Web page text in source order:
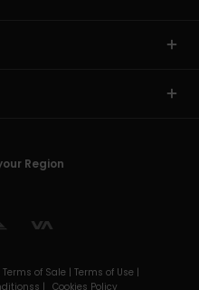
Region
Terms of Sale | Terms of Use |
| Cookies Policy